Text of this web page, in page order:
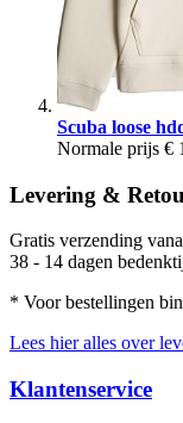
Scuba loose
Normale prijs €
Levering &
Gratis verzending
38 - 14 dagen
* Voor bestellingen
Lees hier alles over
Klantenservice